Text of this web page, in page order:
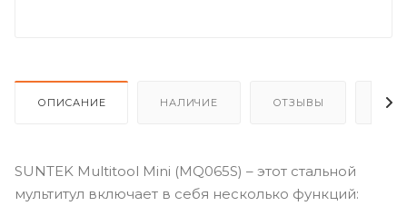
ОПИСАНИЕ НАЛИЧИЕ ОТЗЫВЫ
SUNTEK Multitool Mini (MQ065S) – этот стальной
мультитул включает в себя несколько функций: